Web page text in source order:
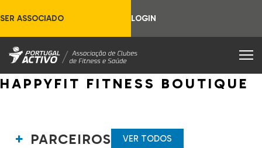
SER ASSOCIADO LOGIN
HAPPYFIT FITNESS BOUTIQUE
PARCEIROS VER TODOS